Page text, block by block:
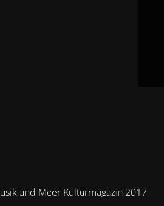
und Meer Kulturmagazin 2017